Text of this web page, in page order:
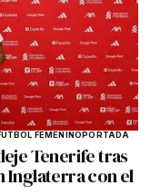
FEMENINOPORTADA
Tenerife tras
Inglaterra con el